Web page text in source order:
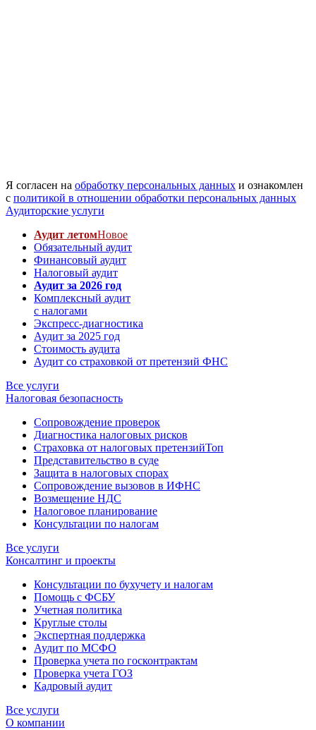
Я согласен на обработку персональных данных и ознакомлен
с политикой в отношении обработки персональных данных
Аудиторские услуги
Аудит летомНовое
Обязательный аудит
Финансовый аудит
Налоговый аудит
Аудит за 2026 год
Комплексный аудит
с налогами
Экспресс-диагностика
Аудит за 2025 год
Стоимость аудита
Аудит со страховкой от претензий ФНС
Все услуги
Налоговая безопасность
Сопровождение проверок
Диагностика налоговых рисков
Страховка от налоговых претензийТоп
Представительство в суде
Защита в налоговых спорах
Сопровождение вызовов в ИФНС
Возмещение НДС
Налоговое планирование
Консультации по налогам
Все услуги
Консалтинг и проекты
Консультации по бухучету и налогам
Помощь с ФСБУ
Учетная политика
Круглые столы
Экспертная поддержка
Аудит по МСФО
Проверка учета по госконтрактам
Проверка учета ГОЗ
Кадровый аудит
Все услуги
О компании